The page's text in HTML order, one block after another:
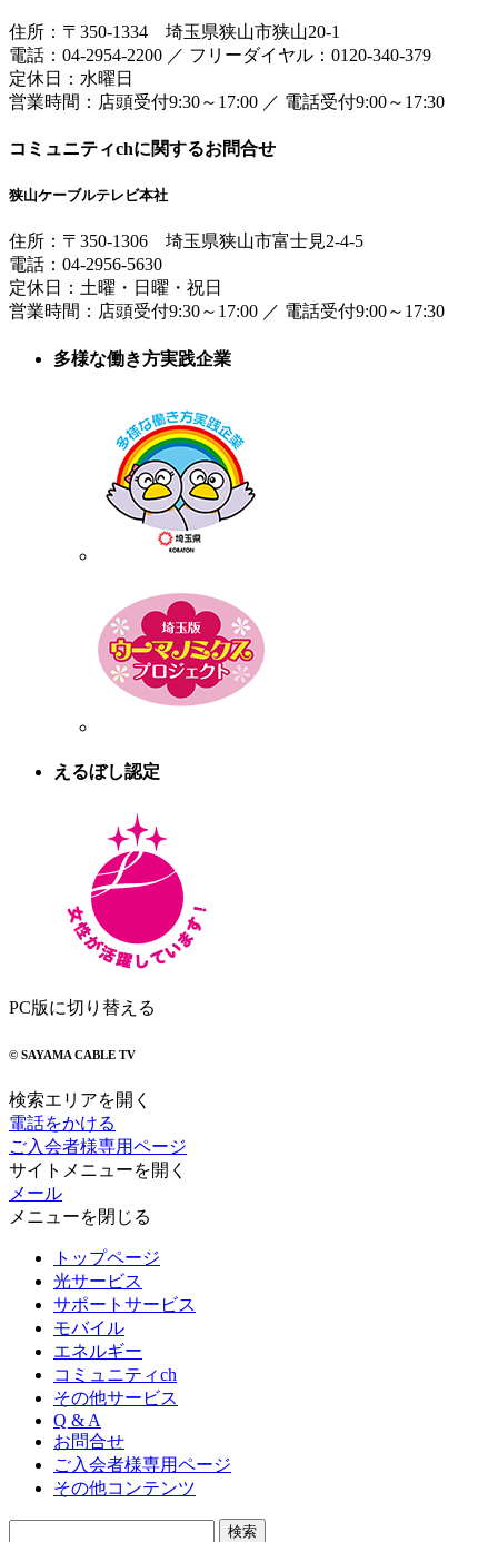
住所： 〒350-1334 埼玉県狭山市狭山20-1
電話： 04-2954-2200 ／ フリーダイヤル：0120-340-379
定休日：水曜日
営業時間： 店頭受付9:30～17:00 ／ 電話受付9:00～17:30
コミュニティchに関するお問合せ
狭山ケーブルテレビ本社
住所： 〒350-1306 埼玉県狭山市富士見2-4-5
電話： 04-2956-5630
定休日：土曜・日曜・祝日
営業時間： 店頭受付9:30～17:00 ／ 電話受付9:00～17:30
多様な働き方実践企業
えるぼし認定
PC版に切り替える
© SAYAMA CABLE TV
検索エリアを開く
電話をかける
ご入会者様専用ページ
サイトメニューを開く
メール
メニューを閉じる
トップページ
光サービス
サポートサービス
モバイル
エネルギー
コミュニティch
その他サービス
Q & A
お問合せ
ご入会者様専用ページ
その他コンテンツ